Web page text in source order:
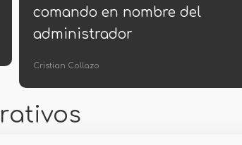
comando en nombre del
administrador
Cristian Collazo